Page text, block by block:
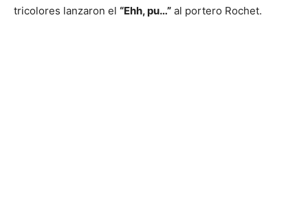
tricolores lanzaron el “Ehh, pu…” al portero Rochet.